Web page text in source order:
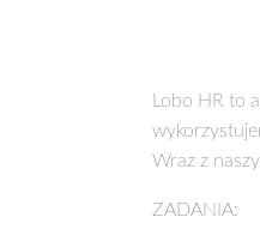
Lobo HR to
Wraz z
ZADANIA: